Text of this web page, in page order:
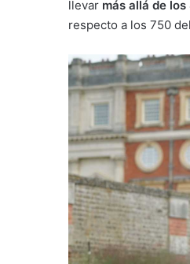
llevar más allá de
respecto a los 750